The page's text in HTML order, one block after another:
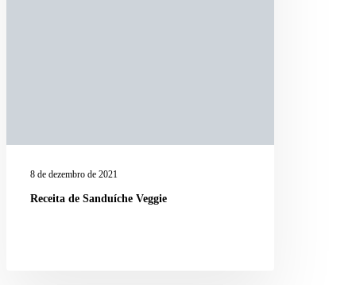
8 de dezembro de 2021
Receita de Sanduíche Veggie